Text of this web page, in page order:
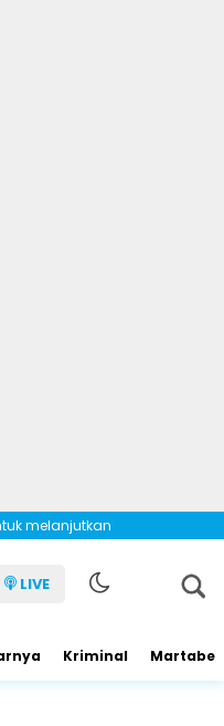
melanjutkan
LIVE
Kriminal Martabe